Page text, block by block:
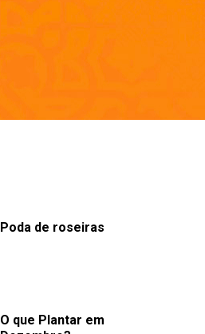
Poda de roseiras
O que Plantar em